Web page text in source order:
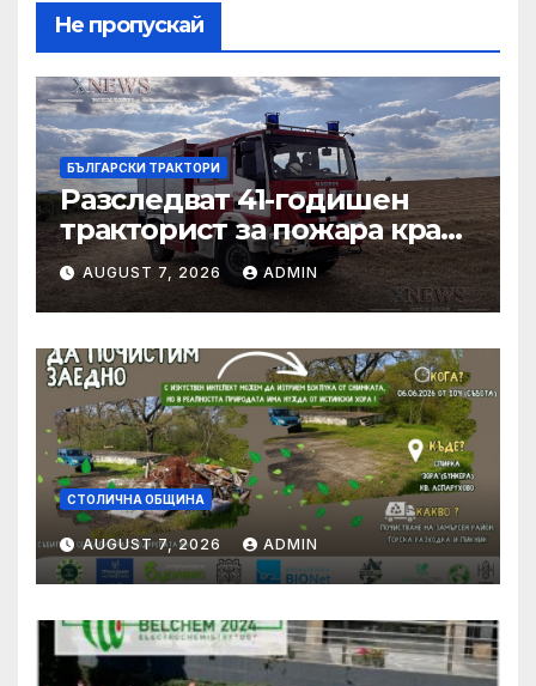
Не пропускай
БЪЛГАРСКИ ТРАКТОРИ
Разследват 41-годишен
тракторист за пожара край
Българска поляна
AUGUST 7, 2026 ADMIN
СТОЛИЧНА ОБЩИНА
AUGUST 7, 2026 ADMIN